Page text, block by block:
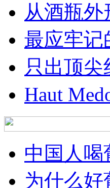
从酒瓶
最应牢记
只出顶
Haut
中国人喝
为什么